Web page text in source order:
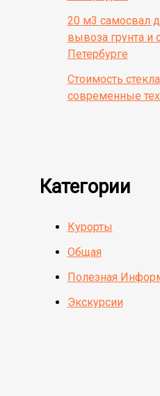
20 м3 самосвал
вывоза грунта и
Петербурге
Стоимость
современные
Категории
Курорты
Общая
Полезная
Экскурсии